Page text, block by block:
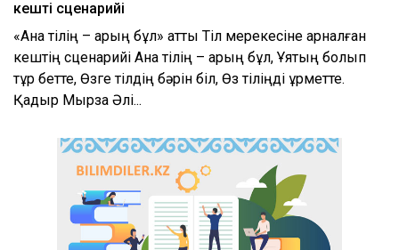
кештің сценарийі
«Ана тілің – арың бұл» атты Тіл мерекесіне арналған
кештің сценарийі Ана тілің – арың бұл, Ұятың болып
тұр бетте, Өзге тілдің бәрін біл, Өз тіліңді құрметте.
Қадыр Мырза Әлі...